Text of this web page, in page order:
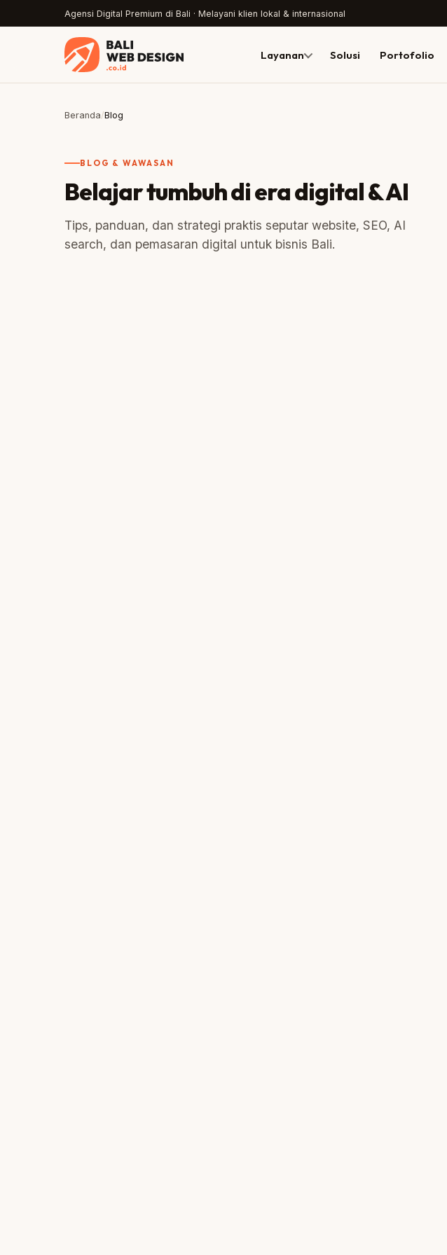
Agensi Digital Premium di Bali · Melayani klien lokal & internasional
Layanan Solusi Portofolio
Beranda/Blog
BLOG & WAWASAN
Belajar tumbuh di era digital & AI
Tips, panduan, dan strategi praktis seputar website, SEO, AI
search, dan pemasaran digital untuk bisnis Bali.